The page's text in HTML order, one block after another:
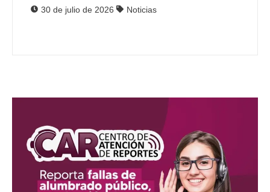
30 de julio de 2026
Noticias